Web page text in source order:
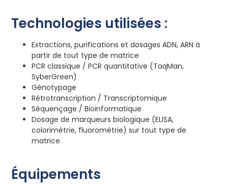
Technologies utilisées :
Extractions, purifications et dosages ADN, ARN à
partir de tout type de matrice
PCR classique / PCR quantitative (TaqMan,
SyberGreen)
Génotypage
Rétrotranscription / Transcriptomique
Séquençage / Bioinformatique
Dosage de marqueurs biologique (ELISA,
colorimétrie, fluorométrie) sur tout type de
matrice
Équipements